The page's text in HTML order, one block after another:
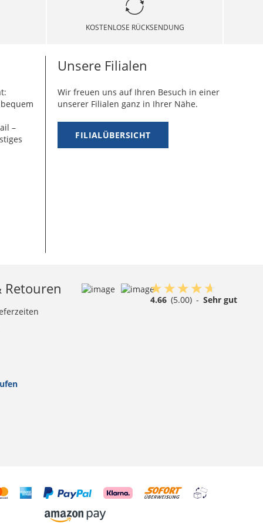
KOSTENLOSE RÜCKSENDUNG
–
Unsere Filialen
Wir freuen uns auf Ihren Besuch in einer
unserer Filialen ganz in Ihrer Nähe.
FILIALÜBERSICHT
Retouren
4.66 (5.00) - Sehr gut